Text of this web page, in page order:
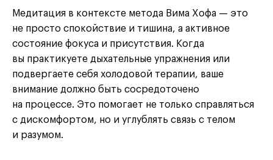
Медитация в контексте метода Вима Хофа — это
не просто спокойствие и тишина, а активное
состояние фокуса и присутствия. Когда
вы практикуете дыхательные упражнения или
подвергаете себя холодовой терапии, ваше
внимание должно быть сосредоточено
на процессе. Это помогает не только справляться
с дискомфортом, но и углублять связь с телом
и разумом.